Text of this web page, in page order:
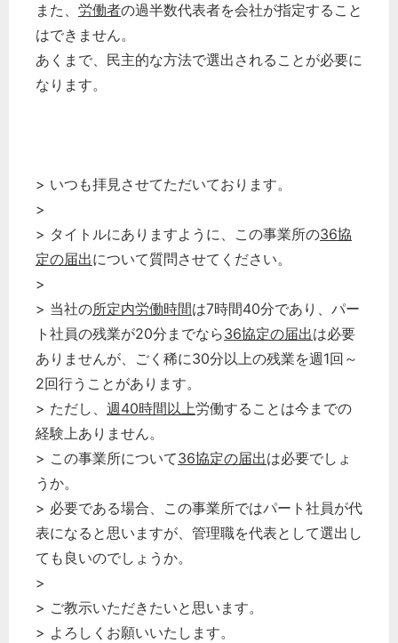
また、 労働者の過半数代表者を会社が指定すること
はできません。
あくまで、民主的な方法で選出されることが必要に
なります。
> いつも拝見させてただいております。
>
> タイトルにありますように、この事業所の36協
定の届出について質問させてください。
>
> 当社の所定内労働時間は7時間40分であり、パー
ト社員の残業が20分までなら36協定の届出は必要
ありませんが、ごく稀に30分以上の残業を週1回～
2回行うことがあります。
> ただし、 週40時間以上労働することは今までの
経験上ありません。
> この事業所について36協定の届出は必要でしょ
うか。
> 必要である場合、この事業所ではパート社員が代
表になると思いますが、管理職を代表として選出し
ても良いのでしょうか。
>
> ご教示いただきたいと思います。
> よろしくお願いいたします。
選択してください
労務管理
企業法務
経営の知恵
総務の給湯室
秘書のノウハウ